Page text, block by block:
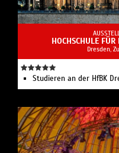
HOCHSCHULE
Dresden,
Studieren an der HfBK